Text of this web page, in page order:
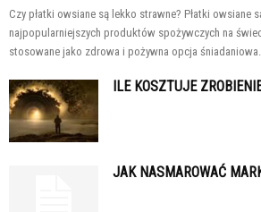
Czy płatki owsiane są lekko strawne? Płatki owsiane
najpopularniejszych produktów spożywczych na
stosowane jako zdrowa i pożywna opcja
ILE KOSZTUJE
JAK NASMAROWAĆ